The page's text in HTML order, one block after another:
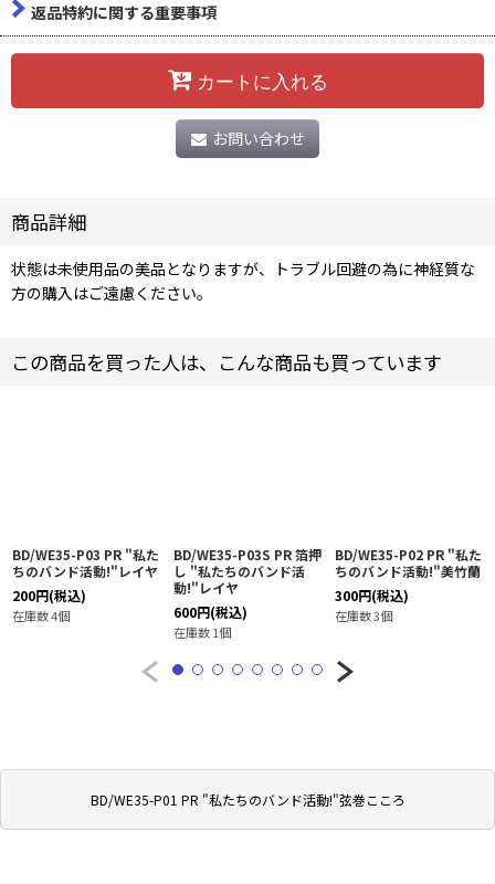
BD/WE35-P01 PR "私たちのバンド活動!"弦巻こころ
返品特約に関する重要事項
カートに入れる
お問い合わせ
商品詳細
状態は未使用品の美品となりますが、トラブル回避の為に神経質な
方の購入はご遠慮ください。
この商品を買った人は、こんな商品も買っています
BD/WE35-P03 PR "私た
ちのバンド活動!"レイヤ
200円(税込)
在庫数 4個
BD/WE35-P03S PR 箔押
し "私たちのバンド活
動!"レイヤ
600円(税込)
在庫数 1個
BD/WE35-P02 PR "私た
ちのバンド活動!"美竹蘭
300円(税込)
在庫数 3個